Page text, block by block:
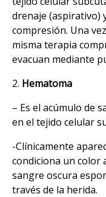
drenaje (aspirativo)
compresión. Una
misma terapia
evacuan mediante
2. Hematoma
– Es el acúmulo de
en el tejido celular
-Clínicamente
condiciona un color
sangre oscura
través de la herida.